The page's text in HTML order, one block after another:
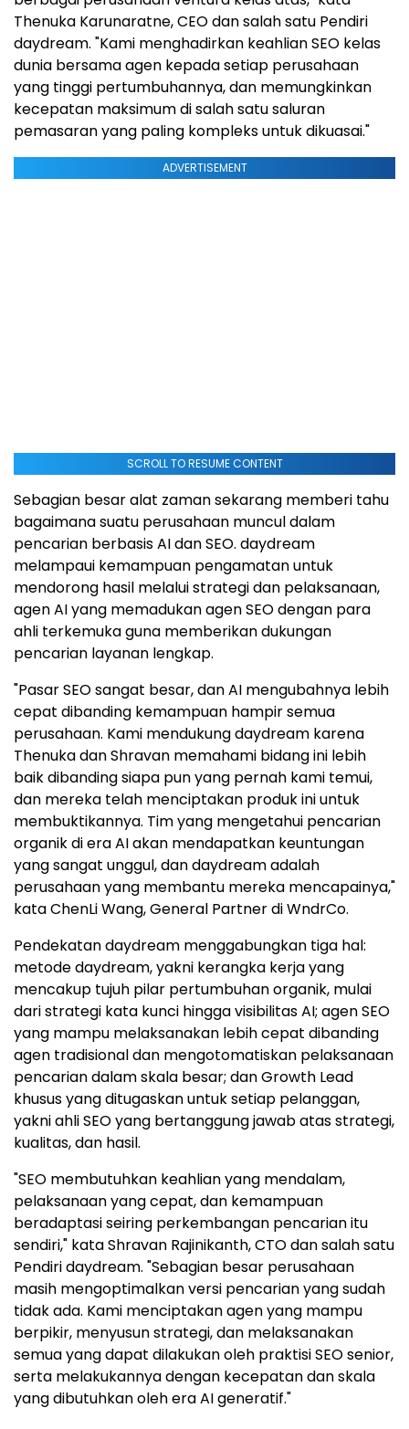
Thenuka Karunaratne, CEO dan salah satu Pendiri
daydream. "Kami menghadirkan keahlian SEO kelas
dunia bersama agen kepada setiap perusahaan
yang tinggi pertumbuhannya, dan memungkinkan
kecepatan maksimum di salah satu saluran
pemasaran yang paling kompleks untuk dikuasai."
ADVERTISEMENT
SCROLL TO RESUME CONTENT
Sebagian besar alat zaman sekarang memberi tahu
bagaimana suatu perusahaan muncul dalam
pencarian berbasis AI dan SEO. daydream
melampaui kemampuan pengamatan untuk
mendorong hasil melalui strategi dan pelaksanaan,
agen AI yang memadukan agen SEO dengan para
ahli terkemuka guna memberikan dukungan
pencarian layanan lengkap.
"Pasar SEO sangat besar, dan AI mengubahnya lebih
cepat dibanding kemampuan hampir semua
perusahaan. Kami mendukung daydream karena
Thenuka dan Shravan memahami bidang ini lebih
baik dibanding siapa pun yang pernah kami temui,
dan mereka telah menciptakan produk ini untuk
membuktikannya. Tim yang mengetahui pencarian
organik di era AI akan mendapatkan keuntungan
yang sangat unggul, dan daydream adalah
perusahaan yang membantu mereka mencapainya,"
kata ChenLi Wang, General Partner di WndrCo.
Pendekatan daydream menggabungkan tiga hal:
metode daydream, yakni kerangka kerja yang
mencakup tujuh pilar pertumbuhan organik, mulai
dari strategi kata kunci hingga visibilitas AI; agen SEO
yang mampu melaksanakan lebih cepat dibanding
agen tradisional dan mengotomatiskan pelaksanaan
pencarian dalam skala besar; dan Growth Lead
khusus yang ditugaskan untuk setiap pelanggan,
yakni ahli SEO yang bertanggung jawab atas strategi,
kualitas, dan hasil.
"SEO membutuhkan keahlian yang mendalam,
pelaksanaan yang cepat, dan kemampuan
beradaptasi seiring perkembangan pencarian itu
sendiri," kata Shravan Rajinikanth, CTO dan salah satu
Pendiri daydream. "Sebagian besar perusahaan
masih mengoptimalkan versi pencarian yang sudah
tidak ada. Kami menciptakan agen yang mampu
berpikir, menyusun strategi, dan melaksanakan
semua yang dapat dilakukan oleh praktisi SEO senior,
serta melakukannya dengan kecepatan dan skala
yang dibutuhkan oleh era AI generatif."